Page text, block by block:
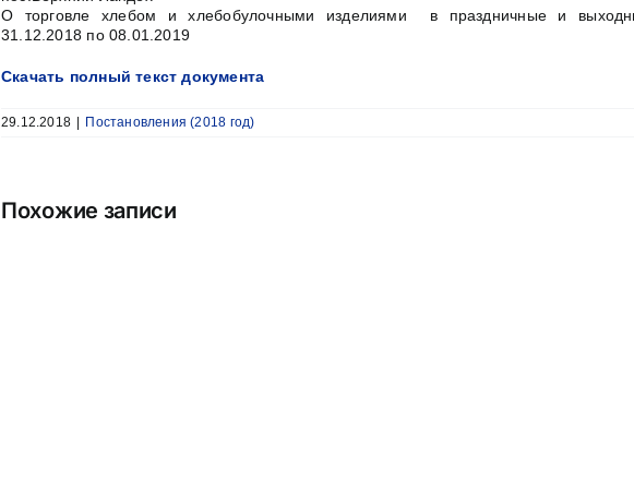
О торговле хлебом и хлебобулочными изделиями в праздничные и
31.12.2018 по 08.01.2019
Скачать полный текст документа
29.12.2018 Постановления (2018 год)
Похожие записи